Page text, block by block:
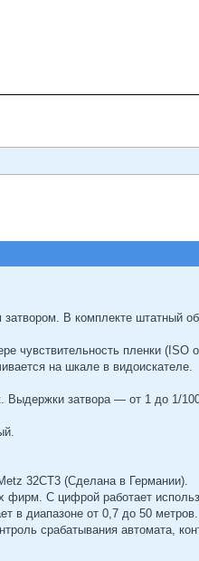
В комплекте штатный
пленки (ISO
на шкале в видоискателе.
затвора — от 1 до 1/
32CT3 (Сделана в Германии).
С цифрой работает
диапазоне от 0,7 до 50 метров.
срабатывания автомата,